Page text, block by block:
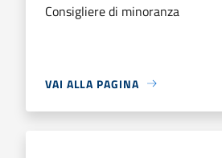
Consigliere di minoranza
VAI ALLA PAGINA